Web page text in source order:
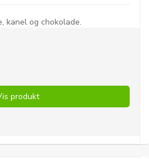
kanel og chokolade.
produkt